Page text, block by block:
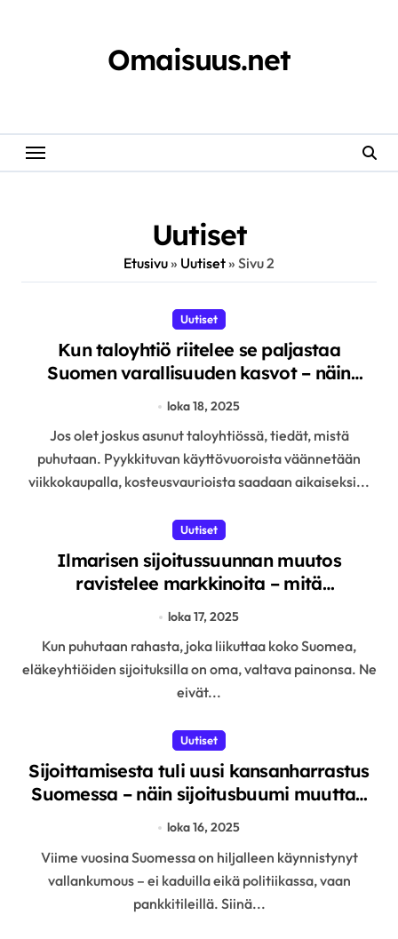
Omaisuus.net
Uutiset
Etusivu» Uutiset» Sivu 2
Uutiset
Kun taloyhtiö riitelee se paljastaa
Suomen varallisuuden kasvot – näin
naapurisopu kertoo koko kansan
taloustarinan
loka 18, 2025
Jos olet joskus asunut taloyhtiössä, tiedät, mistä
puhutaan. Pyykkituvan käyttövuoroista väännetään
viikkokaupalla, kosteusvaurioista saadaan aikaiseksi...
Uutiset
Ilmarisen sijoitussuunnan muutos
ravistelee markkinoita – mitä
eläkevarojen uusi aikakausi merkitsee
Suomelle
loka 17, 2025
Kun puhutaan rahasta, joka liikuttaa koko Suomea,
eläkeyhtiöiden sijoituksilla on oma, valtava painonsa. Ne
eivät...
Uutiset
Sijoittamisesta tuli uusi kansanharrastus
Suomessa – näin sijoitusbuumi muuttaa
suomalaisten varallisuutta ja
ajattelutapaa
loka 16, 2025
Viime vuosina Suomessa on hiljalleen käynnistynyt
vallankumous – ei kaduilla eikä politiikassa, vaan
pankkitileillä. Siinä...